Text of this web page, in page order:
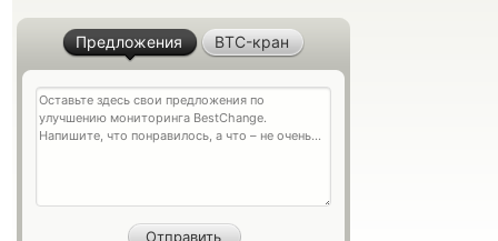
Предложения BTC-кран